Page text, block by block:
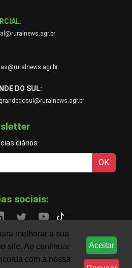
DO SUL:
diários
OK
sociais:
melhorar a sua
site. Ao continuar
com a nossa
Aceitar
agronegócio temporariamente